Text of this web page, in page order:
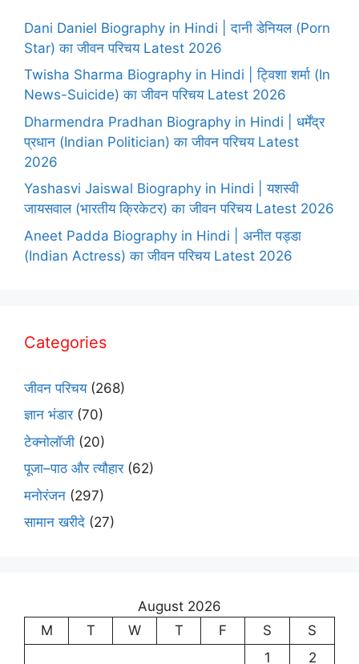
Dani Daniel Biography in Hindi | दानी डेनियल (Porn
Star) का जीवन परिचय Latest 2026
Twisha Sharma Biography in Hindi | ट्विशा शर्मा (In
News-Suicide) का जीवन परिचय Latest 2026
Dharmendra Pradhan Biography in Hindi | धर्मेंद्र
प्रधान (Indian Politician) का जीवन परिचय Latest
2026
Yashasvi Jaiswal Biography in Hindi | यशस्वी
जायसवाल (भारतीय क्रिकेटर) का जीवन परिचय Latest 2026
Aneet Padda Biography in Hindi | अनीत पड्डा
(Indian Actress) का जीवन परिचय Latest 2026
Categories
जीवन परिचय(268)
ज्ञान भंडार(70)
टेक्नोलॉजी (20)
पूजा–पाठ और त्यौहार(62)
मनोरंजन (297)
सामान खरीदे (27)
August 2026
M
T W T F S
S
1
2